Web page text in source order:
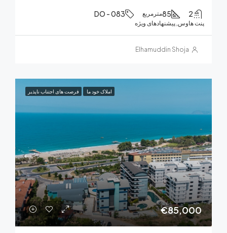
85مترمربع DO - 083
پیشنهادهای ویژه
Elhamuddin Shoja
فرصت های اجتناب ناپذیر